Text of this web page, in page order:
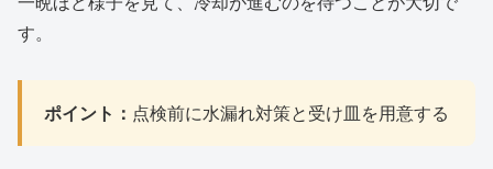
す。
ポイント： 点検前に水漏れ対策と受け皿を用意する